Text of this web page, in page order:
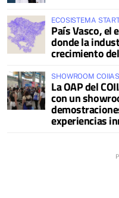
ECOSISTEMA
País Vasco, el
donde la
crecimiento
SHOWROOM COIIAS
La OAP del
con un
experiencias